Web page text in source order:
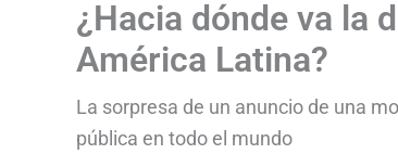
¿Hacia dónde va la
América Latina?
La sorpresa de un anuncio de una
pública en todo el mundo